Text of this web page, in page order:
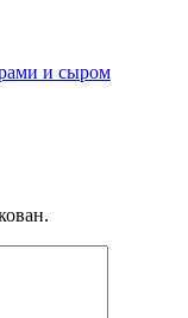
и сыром